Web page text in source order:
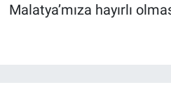
Malatya’mıza hayırlı